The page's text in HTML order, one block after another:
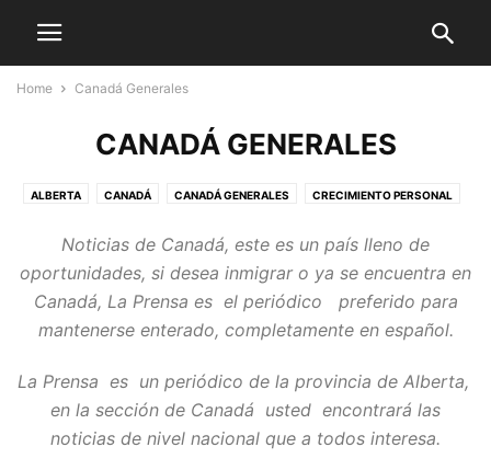
Home Canadá Generales
CANADÁ GENERALES
ALBERTA CANADÁ CANADÁ GENERALES CRECIMIENTO PERSONAL
EDMONTON EMIGRAR A CANADÁ GALERIA INTERNACIONALES
LATINOAMÉRICA LATINOS EN CANADÁ LIFE STYLE MUNDO
NOTICIAS DEPORTIVAS ORGULLO LATINO SOCIALES
STREET FASHION STYLE HUNTER TECH TECNOLOGÍA TRAVEL
Noticias de Canadá, este es un país lleno de
oportunidades, si desea inmigrar o ya se encuentra en
Canadá, La Prensa es el periódico preferido para
mantenerse enterado, completamente en español.
La Prensa es un periódico de la provincia de Alberta,
en la sección de Canadá usted encontrará las
noticias de nivel nacional que a todos interesa.